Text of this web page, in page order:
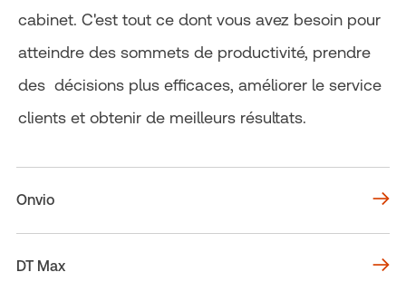
cabinet. C'est tout ce dont vous avez besoin pour
atteindre des sommets de productivité, prendre
des décisions plus efficaces, améliorer le service
clients et obtenir de meilleurs résultats.
Onvio
DT Max